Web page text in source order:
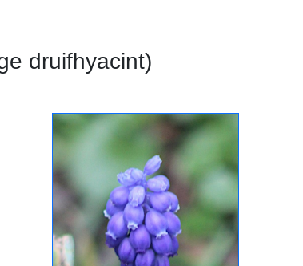
druifhyacint)